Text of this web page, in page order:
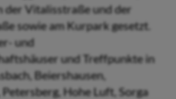
der Vitalisstraße und der
sowie am Kurpark gesetzt.
und
und Treffpunkte in
Beiershausen,
Hohe Luft, Sorga